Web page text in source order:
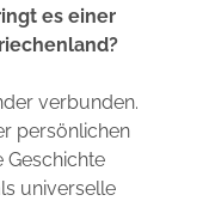
es einer
verbunden.
persönlichen
Geschichte
universelle